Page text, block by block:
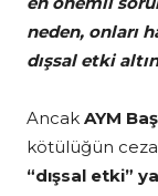
neden, onları
dışsal etki
Ancak AYM
kötülüğün
“dışsal etki”